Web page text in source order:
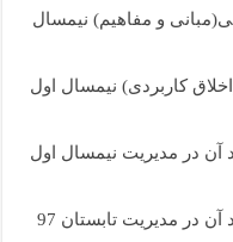
و مفاهیم) نیمسال
کاربردی) نیمسال اول
آن در مدیریت نیمسال اول
دانلود رایگان نمونه سوال آمار و کاربرد آن در مدیریت تابستان 97